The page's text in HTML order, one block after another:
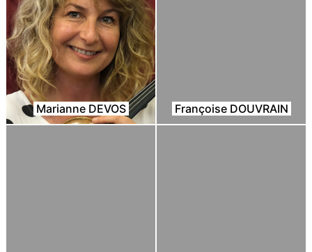
Marianne DEVOS Françoise DOUVRAIN